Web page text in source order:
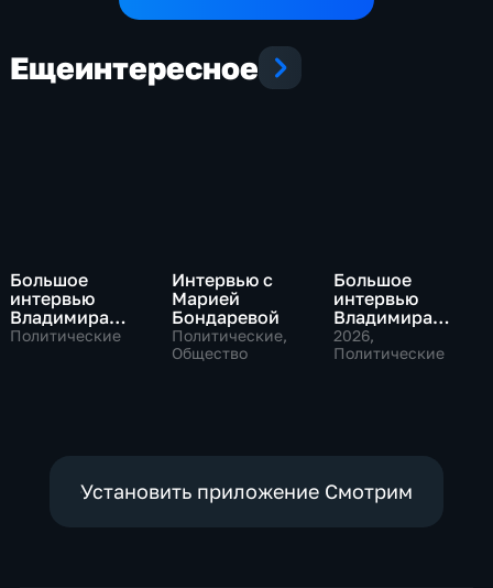
Ещеинтересное
Большое
интервью
Владимира
Путина Сергею
Политические
Интервью с
Марией
Бондаревой
Политические,
Общество
Большое
интервью
Владимира
Соловьева
Роджеру
2026,
Политические
Установить приложение Смотрим